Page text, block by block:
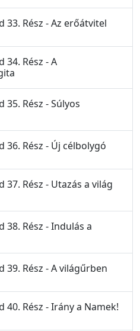
33. Rész - Az erőátvitel
34. Rész - A
35. Rész - Súlyos
36. Rész - Új célbolygó
37. Rész - Utazás a világ
38. Rész - Indulás a
39. Rész - A világűrben
40. Rész - Irány a Namek!